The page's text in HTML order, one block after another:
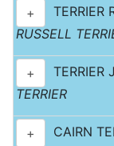
+ TERRIER
RUSSELL
+ TERRIER
TERRIER
+ CAIRN